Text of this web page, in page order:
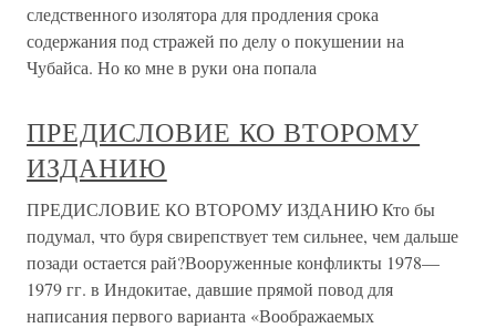
следственного изолятора для продления срока
содержания под стражей по делу о покушении на
Чубайса. Но ко мне в руки она попала
ПРЕДИСЛОВИЕ КО ВТОРОМУ
ИЗДАНИЮ
ПРЕДИСЛОВИЕ КО ВТОРОМУ ИЗДАНИЮ Кто бы
подумал, что буря свирепствует тем сильнее, чем дальше
позади остается рай?Вооруженные конфликты 1978—
1979 гг. в Индокитае, давшие прямой повод для
написания первого варианта «Воображаемых